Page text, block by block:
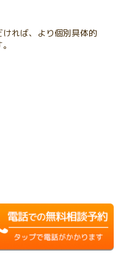
れば、より個別具体的
の費用見積もりをお伝え